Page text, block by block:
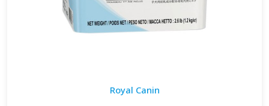
Royal Canin